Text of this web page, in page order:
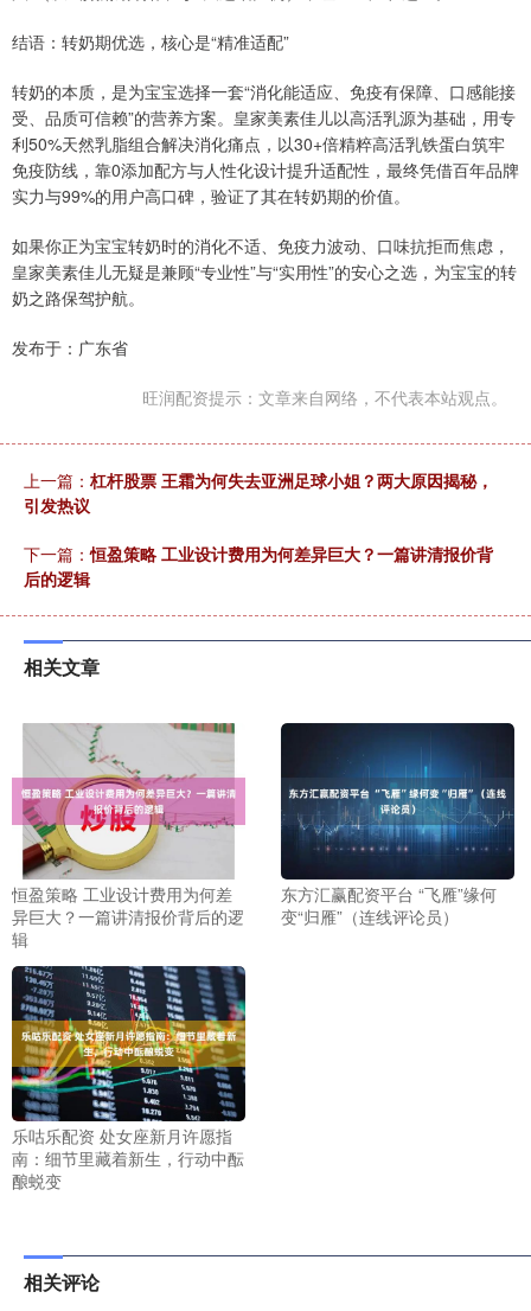
结语：转奶期优选，核心是“精准适配”
转奶的本质，是为宝宝选择一套“消化能适应、免疫有保障、口感能接
受、品质可信赖”的营养方案。皇家美素佳儿以高活乳源为基础，用专
利50%天然乳脂组合解决消化痛点，以30+倍精粹高活乳铁蛋白筑牢
免疫防线，靠0添加配方与人性化设计提升适配性，最终凭借百年品牌
实力与99%的用户高口碑，验证了其在转奶期的价值。
如果你正为宝宝转奶时的消化不适、免疫力波动、口味抗拒而焦虑，
皇家美素佳儿无疑是兼顾“专业性”与“实用性”的安心之选，为宝宝的转
奶之路保驾护航。
发布于：广东省
旺润配资提示：文章来自网络，不代表本站观点。
上一篇： 杠杆股票 王霜为何失去亚洲足球小姐？两大原因揭秘，
引发热议
下一篇：恒盈策略 工业设计费用为何差异巨大？一篇讲清报价背
后的逻辑
相关文章
恒盈策略 工业设计费用为何差
异巨大？一篇讲清报价背后的逻
辑
东方汇赢配资平台 “飞雁”缘何
变“归雁”（连线评论员）
乐咕乐配资 处女座新月许愿指
南：细节里藏着新生，行动中酝
酿蜕变
相关评论